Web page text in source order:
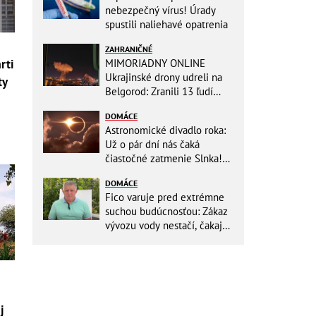
nebezpečný vírus! Úrady
spustili naliehavé opatrenia
ZAHRANIČNÉ
MIMORIADNY ONLINE
Ukrajinské drony udreli na
Belgorod: Zranili 13 ľudí
pokračujú
DOMÁCE
Astronomické divadlo roka:
Už o pár dní nás čaká
čiastočné zatmenie Slnka!
to začne
DOMÁCE
Fico varuje pred extrémne
suchou budúcnosťou: Zákaz
vývozu vody nestačí, čakajú